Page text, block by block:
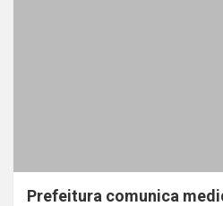
Prefeitura comunica